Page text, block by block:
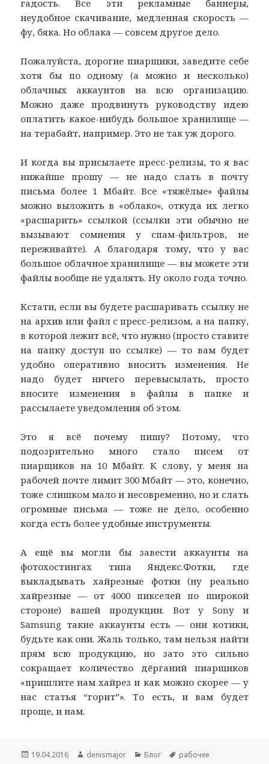
гадость. Все эти рекламные баннеры,
неудобное скачивание, медленная скорость —
фу, бяка. Но облака — совсем другое дело.
Пожалуйста, дорогие пиарщики, заведите себе
хотя бы по одному (а можно и несколько)
облачных аккаунтов на всю организацию.
Можно даже продвинуть руководству идею
оплатить какое-нибудь большое хранилище —
на терабайт, например. Это не так уж дорого.
И когда вы присылаете пресс-релизы, то я вас
нижайше прошу — не надо слать в почту
письма более 1 Мбайт. Все «тяжёлые» файлы
можно выложить в «облако», откуда их легко
«расшарить» ссылкой (ссылки эти обычно не
вызывают сомнения у спам-фильтров, не
переживайте). А благодаря тому, что у вас
большое облачное хранилище — вы можете эти
файлы вообще не удалять. Ну около года точно.
Кстати, если вы будете расшаривать ссылку не
на архив или файл с пресс-релизом, а на папку,
в которой лежит всё, что нужно (просто ставите
на папку доступ по ссылке) — то вам будет
удобно оперативно вносить изменения. Не
надо будет ничего перевысылать, просто
вносите изменения в файлы в папке и
рассылаете уведомления об этом.
Это я всё почему пишу? Потому, что
подозрительно много стало писем от
пиарщиков на 10 Мбайт. К слову, у меня на
рабочей почте лимит 300 Мбайт — это, конечно,
тоже слишком мало и несовременно, но и слать
огромные письма — тоже не дело, особенно
когда есть более удобные инструменты.
А ещё вы могли бы завести аккаунты на
фотохостингах типа Яндекс.Фотки, где
выкладывать хайрезные фотки (ну реально
хайрезные — от 4000 пикселей по широкой
стороне) вашей продукции. Вот у Sony и
Samsung такие аккаунты есть — они котики,
будьте как они. Жаль только, там нельзя найти
прям всю продукцию, но зато это сильно
сокращает количество дёрганий пиарщиков
«пришлите нам хайрез и как можно скорее — у
нас статья “горит”». То есть, и вам будет
проще, и нам.
Опубликовано
19.04.2016 Автор
denismajor Рубрики
Блог Метки
рабочее